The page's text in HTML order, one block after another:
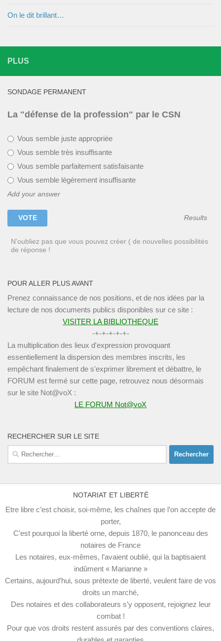
On le dit brillant…
PLUS
SONDAGE PERMANENT
La "défense de la profession" par le CSN
Vous semble juste appropriée
Vous semble très insuffisante
Vous semble parfaitement satisfaisante
Vous semble légèrement insuffisante
Add your answer
Results
N'oubliez pas que vous pouvez créer ( de nouvelles possibilités
de réponse !
POUR ALLER PLUS AVANT
Prenez connaissance de nos positions, et de nos idées par la
lecture de nos documents publics disponibles sur ce site :
VISITER LA BIBLIOTHEQUE
-+-+-+-+-+-
La multiplication des lieux d'expression provoquant
essentiellement la dispersion des membres inscrits, les
empêchant finalement de s'exprimer librement et débattre, le
FORUM est fermé sur cette page, retrouvez nous désormais
sur le site Not@voX :
LE FORUM Not@voX
RECHERCHER SUR LE SITE
Rechercher :
NOTARIAT ET LIBERTÉ
Etre libre c’est choisir, soi-même, les chaînes que l’on accepte de
porter,
C’est pourquoi la liberté orne, depuis 1870, le panonceau des
notaires de France
Les notaires, eux-mêmes, l’avaient oublié, qui la baptisaient
indûment « Marianne »
Certains, aujourd’hui, sous prétexte de liberté, veulent faire de vos
droits un marché,
Des notaires et des collaborateurs s’y opposent, rejoignez leur
combat !
Pour que vos droits restent assurés par des conventions claires,